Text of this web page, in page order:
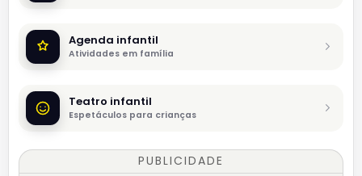
Agenda infantil
Atividades em família
Teatro infantil
Espetáculos para crianças
PUBLICIDADE